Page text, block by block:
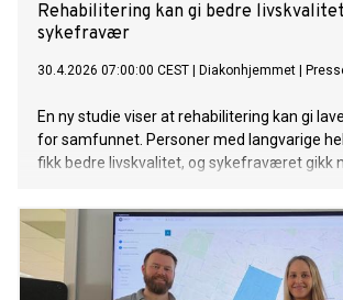
Rehabilitering kan gi bedre
sykefravær
30.4.2026 07:00:00 CEST Diakonhjemmet
En ny studie viser at rehabilitering kan gi
for samfunnet. Personer med langvarige
fikk bedre livskvalitet, og sykefraværet gikk